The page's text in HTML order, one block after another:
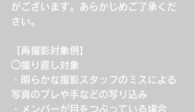
がございます。あらかじめご了承くだ
さい。
【再撮影対象例】
◯撮り直し対象
・明らかな撮影スタッフのミスによる
写真のブレや手などの写り込み
・メンバーが目をつぶっている場合